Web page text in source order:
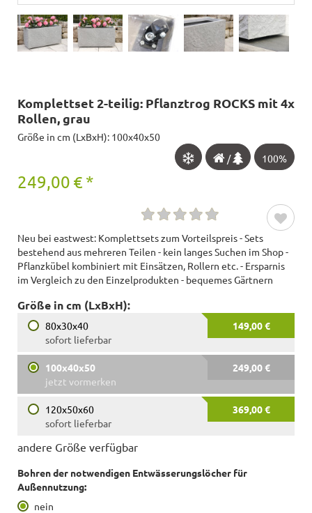
Komplettset 2-teilig: Pflanztrog ROCKS mit 4x
Rollen, grau
Größe in cm (LxBxH): 100x40x50
100%
/
249,00 € *
Neu bei eastwest: Komplettsets zum Vorteilspreis - Sets
bestehend aus mehreren Teilen - kein langes Suchen im Shop -
Pflanzkübel kombiniert mit Einsätzen, Rollern etc. - Ersparnis
im Vergleich zu den Einzelprodukten - bequemes Gärtnern
Größe in cm (LxBxH):
80x30x40
149,00 €
sofort lieferbar
100x40x50
249,00 €
jetzt vormerken
120x50x60
369,00 €
sofort lieferbar
andere Größe verfügbar
Bohren der notwendigen Entwässerungslöcher für
Außennutzung:
nein